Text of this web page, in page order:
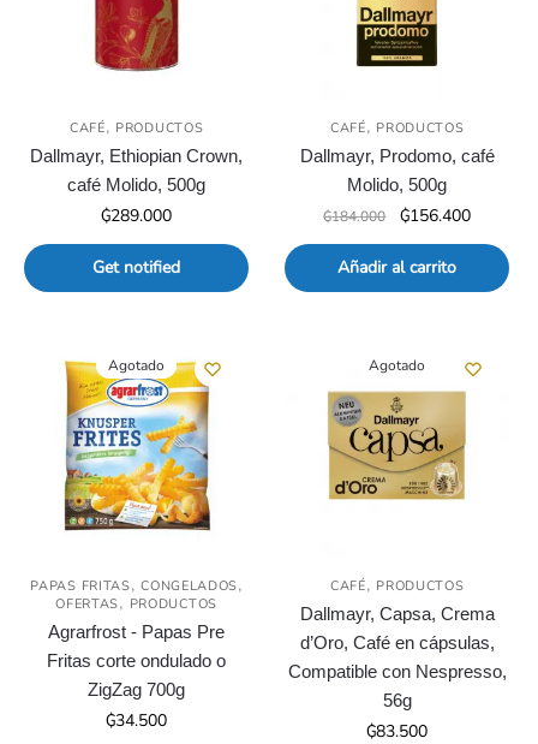
CAFÉ, PRODUCTOS
Dallmayr, Ethiopian Crown,
café Molido, 500g
₲289.000
Get notified
CAFÉ, PRODUCTOS
Dallmayr, Prodomo, café
Molido, 500g
₲184.000
El
precio
original
era:
₲156.400El
precio
actual
es:
Añadir al carrito
Agotado
PAPAS FRITAS,CONGELADOS,
OFERTAS, PRODUCTOS
Agrarfrost - Papas Pre
Fritas corte ondulado o
ZigZag 700g
₲34.500
Agotado
CAFÉ, PRODUCTOS
Dallmayr, Capsa, Crema
d’Oro, Café en cápsulas,
Compatible con Nespresso,
56g
₲83.500